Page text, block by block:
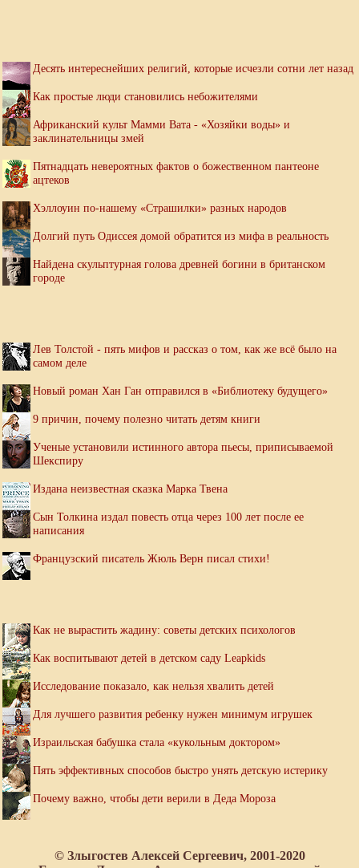
Десять интереснейших религий, которые исчезли сотни лет назад
Как простые люди становились небожителями
Африканский культ Мамми Вата - «Хозяйки воды» и
заклинательницы змей
Пятнадцать невероятных фактов о божественном пантеоне
ацтеков
Хэллоуин по-нашему «Страшилки» разных народов
Долгий путь Одиссея домой обратится из мифа в реальность
Найдена скульптурная голова древней богини в британском
городе
Лев Толстой - пять мифов и рассказ о том, как же всё было на
самом деле
Новый роман Хан Ган отправился в «Библиотеку будущего»
9 причин, почему полезно читать детям книги
Ученые установили истинного автора пьесы, приписываемой
Шекспиру
Издана неизвестная сказка Марка Твена
Сын Толкина издал повесть отца через 100 лет после ее
написания
Французский писатель Жюль Верн писал стихи!
Как не вырастить жадину: советы детских психологов
Как воспитывают детей в детском саду Leapkids
Исследование показало, как нельзя хвалить детей
Для лучшего развития ребенку нужен минимум игрушек
Израильская бабушка стала «кукольным доктором»
Пять эффективных способов быстро унять детскую истерику
Почему важно, чтобы дети верили в Деда Мороза
© Злыгостев Алексей Сергеевич, 2001-2020